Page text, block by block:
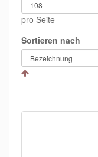
pro Seite
Sortieren nach